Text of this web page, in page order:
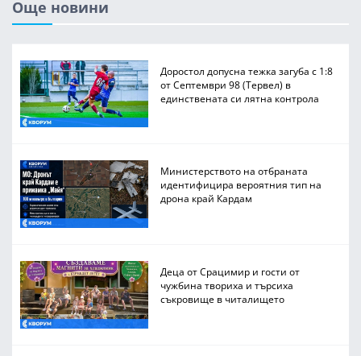
Още новини
Доростол допусна тежка загуба с 1:8
от Септември 98 (Тервел) в
единствената си лятна контрола
Министерството на отбраната
идентифицира вероятния тип на
дрона край Кардам
Деца от Срацимир и гости от
чужбина твориха и търсиха
съкровище в читалището